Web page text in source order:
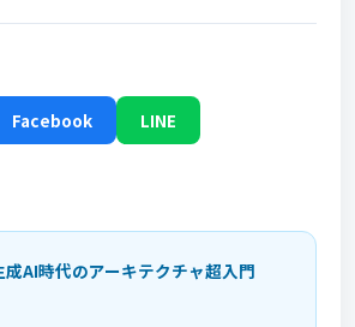
Facebook
LINE
成AI時代のアーキテクチャ超入門